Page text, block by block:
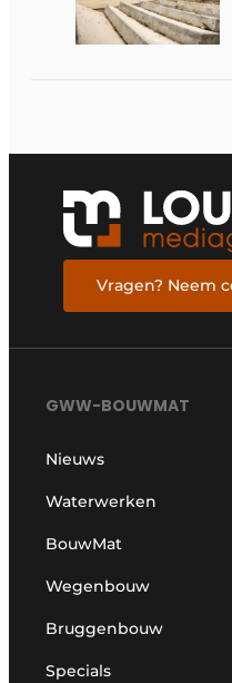
Vragen? Neem
GWW-BOUWMAT
Nieuws
Waterwerken
BouwMat
Wegenbouw
Bruggenbouw
Specials